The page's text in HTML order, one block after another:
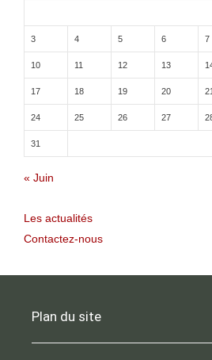
3 4 5 6 7
10 11 12 13
17 18 19 20 21
24 25 26 27
31
« Juin
Les actualités
Contactez-nous
Plan du site